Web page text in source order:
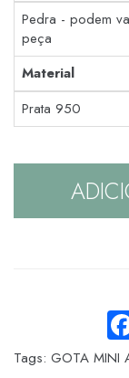
Pedra - podem
peça
Material
Prata 950
Tags: GOTA MINI